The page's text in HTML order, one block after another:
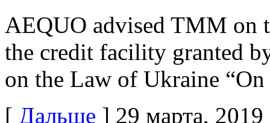
AEQUO advised TMM on
the credit facility granted
on the Law of Ukraine
[ Дальше ] 29 марта, 2019